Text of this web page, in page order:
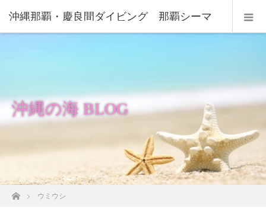
沖縄那覇・慶良間ダイビング 那覇シーマ
沖縄の海 BLOG
ホームウミウシ